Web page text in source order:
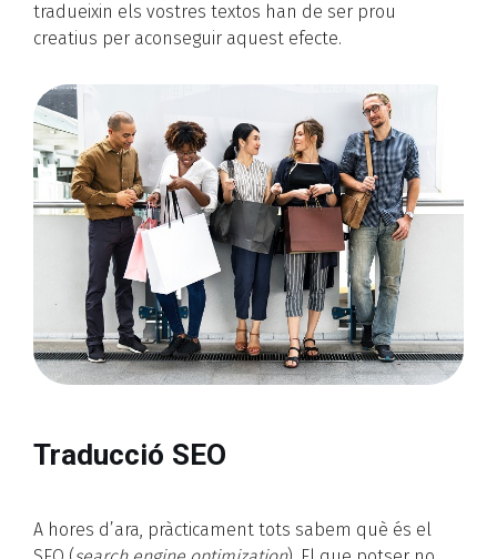
tradueixin els vostres textos han de ser prou
creatius per aconseguir aquest efecte.
Traducció SEO
A hores d’ara, pràcticament tots sabem què és el